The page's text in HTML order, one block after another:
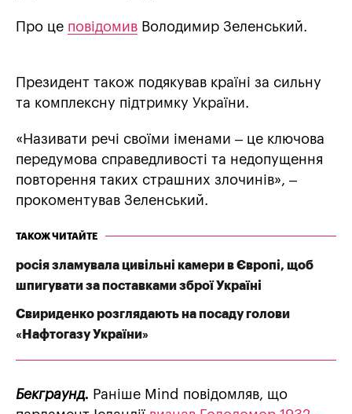
Про це повідомив Володимир Зеленський.
Президент також подякував країні за сильну
та комплексну підтримку України.
«Називати речі своїми іменами – це ключова
передумова справедливості та недопущення
повторення таких страшних злочинів», –
прокоментував Зеленський.
ТАКОЖ ЧИТАЙТЕ
росія зламувала цивільні камери в Європі, щоб
шпигувати за поставками зброї Україні
Свириденко розглядають на посаду голови
«Нафтогазу України»
Бекграунд. Раніше Mind повідомляв, що